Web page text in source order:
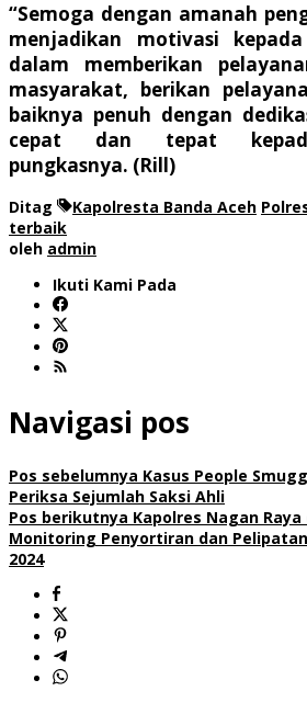
“Semoga dengan amanah
menjadikan motivasi
dalam memberikan
masyarakat, berikan
baiknya penuh dengan
cepat dan tepat
pungkasnya. (Rill)
Ditag Kapolresta Banda Aceh
terbaik
oleh admin
Ikuti Kami Pada
Navigasi pos
Pos sebelumnya Kasus People
Periksa Sejumlah Saksi Ahli
Pos berikutnya Kapolres Nagan
Monitoring Penyortiran dan
2024